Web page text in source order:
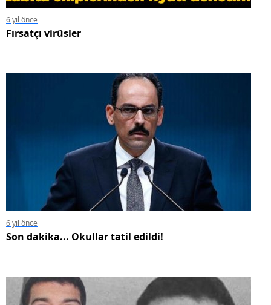
6 yıl önce
Fırsatçı virüsler
6 yıl önce
Son dakika... Okullar tatil edildi!